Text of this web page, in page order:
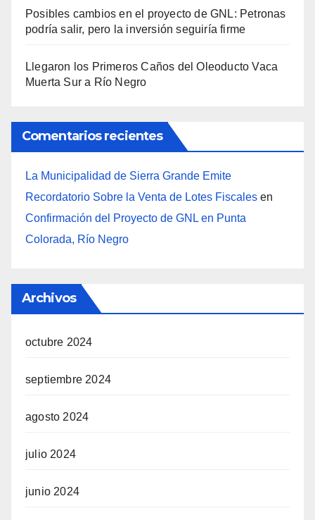
Posibles cambios en el proyecto de GNL: Petronas
podría salir, pero la inversión seguiría firme
Llegaron los Primeros Caños del Oleoducto Vaca
Muerta Sur a Río Negro
Comentarios recientes
La Municipalidad de Sierra Grande Emite
Recordatorio Sobre la Venta de Lotes Fiscales en
Confirmación del Proyecto de GNL en Punta
Colorada, Río Negro
Archivos
octubre 2024
septiembre 2024
agosto 2024
julio 2024
junio 2024